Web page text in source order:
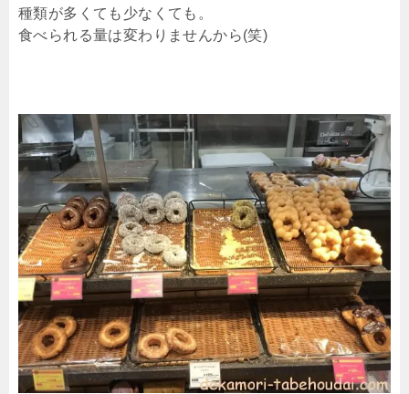
種類が多くても少なくても。
食べられる量は変わりませんから(笑)